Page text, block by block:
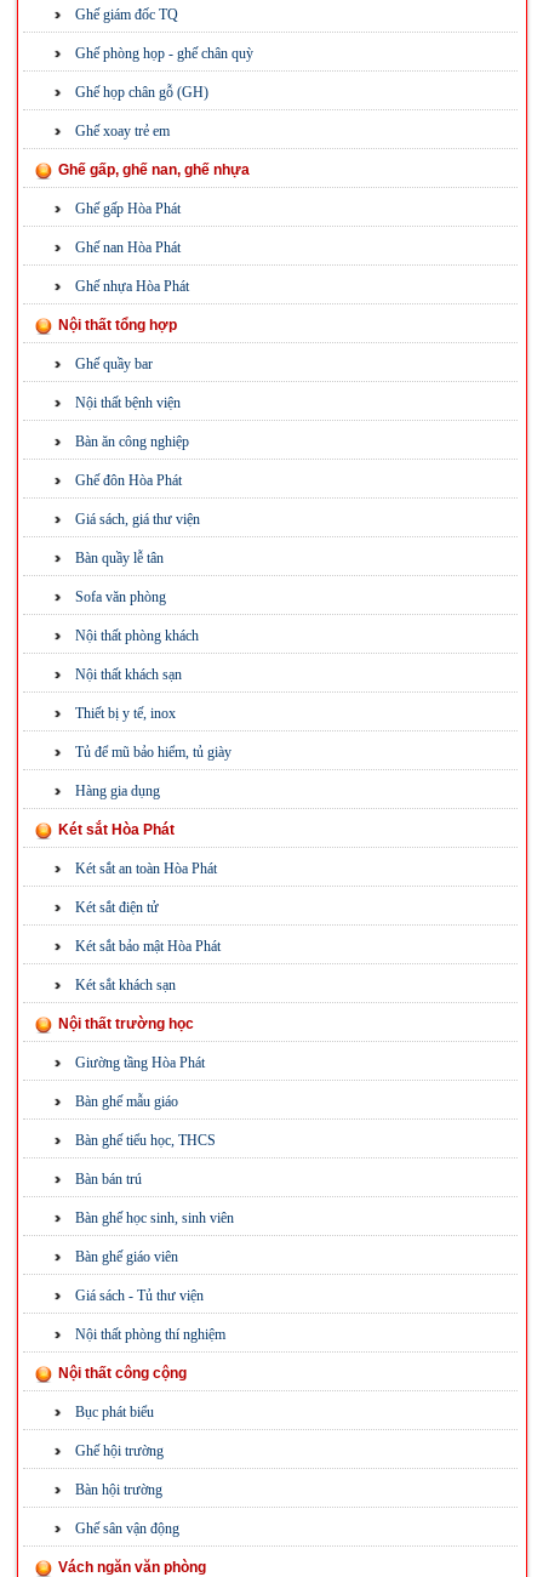
Ghế giám đốc TQ
Ghế phòng họp - ghế chân quỳ
Ghế họp chân gỗ (GH)
Ghế xoay trẻ em
Ghế gấp, ghế nan, ghế nhựa
Ghế gấp Hòa Phát
Ghế nan Hòa Phát
Ghế nhựa Hòa Phát
Nội thất tổng hợp
Ghế quầy bar
Nội thất bệnh viện
Bàn ăn công nghiệp
Ghế đôn Hòa Phát
Giá sách, giá thư viện
Bàn quầy lễ tân
Sofa văn phòng
Nội thất phòng khách
Nội thất khách sạn
Thiết bị y tế, inox
Tủ để mũ bảo hiểm, tủ giày
Hàng gia dụng
Két sắt Hòa Phát
Két sắt an toàn Hòa Phát
Két sắt điện tử
Két sắt bảo mật Hòa Phát
Két sắt khách sạn
Nội thất trường học
Giường tầng Hòa Phát
Bàn ghế mẫu giáo
Bàn ghế tiểu học, THCS
Bàn bán trú
Bàn ghế học sinh, sinh viên
Bàn ghế giáo viên
Giá sách - Tủ thư viện
Nội thất phòng thí nghiệm
Nội thất công cộng
Bục phát biểu
Ghế hội trường
Bàn hội trường
Ghế sân vận động
Vách ngăn văn phòng